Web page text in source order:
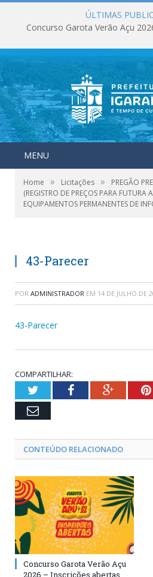
ÚLTIMAS
Concurso Garota Verão Açu
MENU
Home » Licitações »
PREGÃO
(REGISTRO DE PREÇOS PARA FUTURA
EQUIPAMENTOS PERMANENTES DE
43-Parecer
POR ADMINISTRADOR EM 14 DE JULHO DE
43-Parecer
COMPARTILHAR:
TwitterFacebookGoogle+
Email
CONTEÚDO RELACIONADO
Concurso Garota Verão Açu
2026 – Inscrições abertas